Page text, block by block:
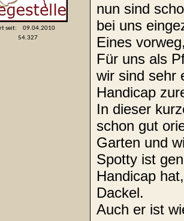
seit
09.04.2010
54.327
nun sind
bei uns
Eines
Für uns als
wir sind sehr
Handicap
In dieser
schon gut
Garten und
Spotty ist
Handicap
Dackel.
Auch er ist